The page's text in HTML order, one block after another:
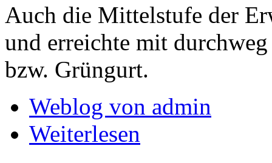
Auch die Mittelstufe der
und erreichte mit
bzw. Grüngurt.
Weblog von admin
Weiterlesen